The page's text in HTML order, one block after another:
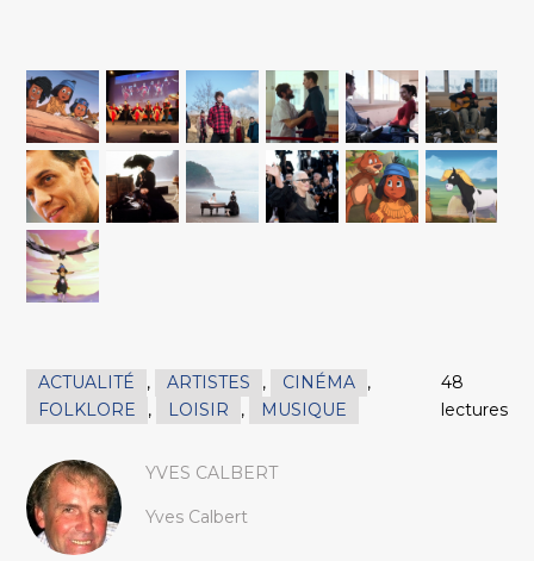
ACTUALITÉ , ARTISTES , CINÉMA
,
FOLKLORE
, LOISIR , MUSIQUE
48
lectures
YVES CALBERT
Yves Calbert